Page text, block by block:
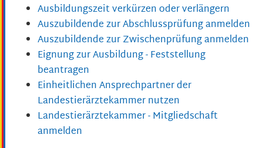
Ausbildungszeit verkürzen oder verlängern
Auszubildende zur Abschlussprüfung anmelden
Auszubildende zur Zwischenprüfung anmelden
Eignung zur Ausbildung - Feststellung
beantragen
Einheitlichen Ansprechpartner der
Landestierärztekammer nutzen
Landestierärztekammer - Mitgliedschaft
anmelden